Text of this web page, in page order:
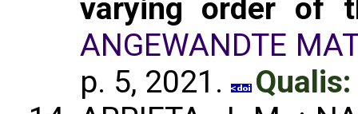
varying order of
ANGEWANDTE
p. 5, 2021.